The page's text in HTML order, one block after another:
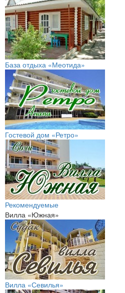
База отдыха «Меотида»
Гостевой дом «Ретро»
Рекомендуемые
Вилла «Южная»
Вилла «Севилья»